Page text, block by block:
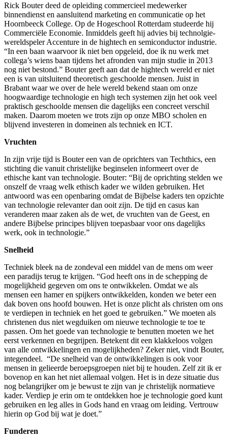
Rick Bouter deed de opleiding commercieel medewerker
binnendienst en aansluitend marketing en communicatie op het
Hoornbeeck College. Op de Hogeschool Rotterdam studeerde hij
Commerciële Economie. Inmiddels geeft hij advies bij technolgie-
wereldspeler Accenture in de hightech en semiconductor industrie.
“In een baan waarvoor ik niet ben opgeleid, doe ik nu werk met
collega’s wiens baan tijdens het afronden van mijn studie in 2013
nog niet bestond.” Bouter geeft aan dat de hightech wereld er niet
een is van uitsluitend theoretisch geschoolde mensen. Juist in
Brabant waar we over de hele wereld bekend staan om onze
hoogwaardige technologie en high tech systemen zijn het ook veel
praktisch geschoolde mensen die dagelijks een concreet verschil
maken. Daarom moeten we trots zijn op onze MBO scholen en
blijvend investeren in domeinen als techniek en ICT.
Vruchten
In zijn vrije tijd is Bouter een van de oprichters van Techthics, een
stichting die vanuit christelijke beginselen informeert over de
ethische kant van technologie. Bouter: “Bij de oprichting stelden we
onszelf de vraag welk ethisch kader we wilden gebruiken. Het
antwoord was een openbaring omdat de Bijbelse kaders ten opzichte
van technologie relevanter dan ooit zijn. De tijd en casus kan
veranderen maar zaken als de wet, de vruchten van de Geest, en
andere Bijbelse principes blijven toepasbaar voor ons dagelijks
werk, ook in technologie.”
Snelheid
Techniek bleek na de zondeval een middel van de mens om weer
een paradijs terug te krijgen. “God heeft ons in de schepping de
mogelijkheid gegeven om ons te ontwikkelen. Omdat we als
mensen een hamer en spijkers ontwikkelden, konden we beter een
dak boven ons hoofd bouwen. Het is onze plicht als christen om ons
te verdiepen in techniek en het goed te gebruiken.” We moeten als
christenen dus niet wegduiken om nieuwe technologie te toe te
passen. Om het goede van technologie te benutten moeten we het
eerst verkennen en begrijpen. Betekent dit een klakkeloos volgen
van alle ontwikkelingen en mogelijkheden? Zeker niet, vindt Bouter,
integendeel. “De snelheid van de ontwikkelingen is ook voor
mensen in gelieerde beroepsgroepen niet bij te houden. Zelf zit ik er
bovenop en kan het niet allemaal volgen. Het is in deze situatie dus
nog belangrijker om je bewust te zijn van je christelijk normatieve
kader. Verdiep je erin om te ontdekken hoe je technologie goed kunt
gebruiken en leg alles in Gods hand en vraag om leiding. Vertrouw
hierin op God bij wat je doet.”
Funderen